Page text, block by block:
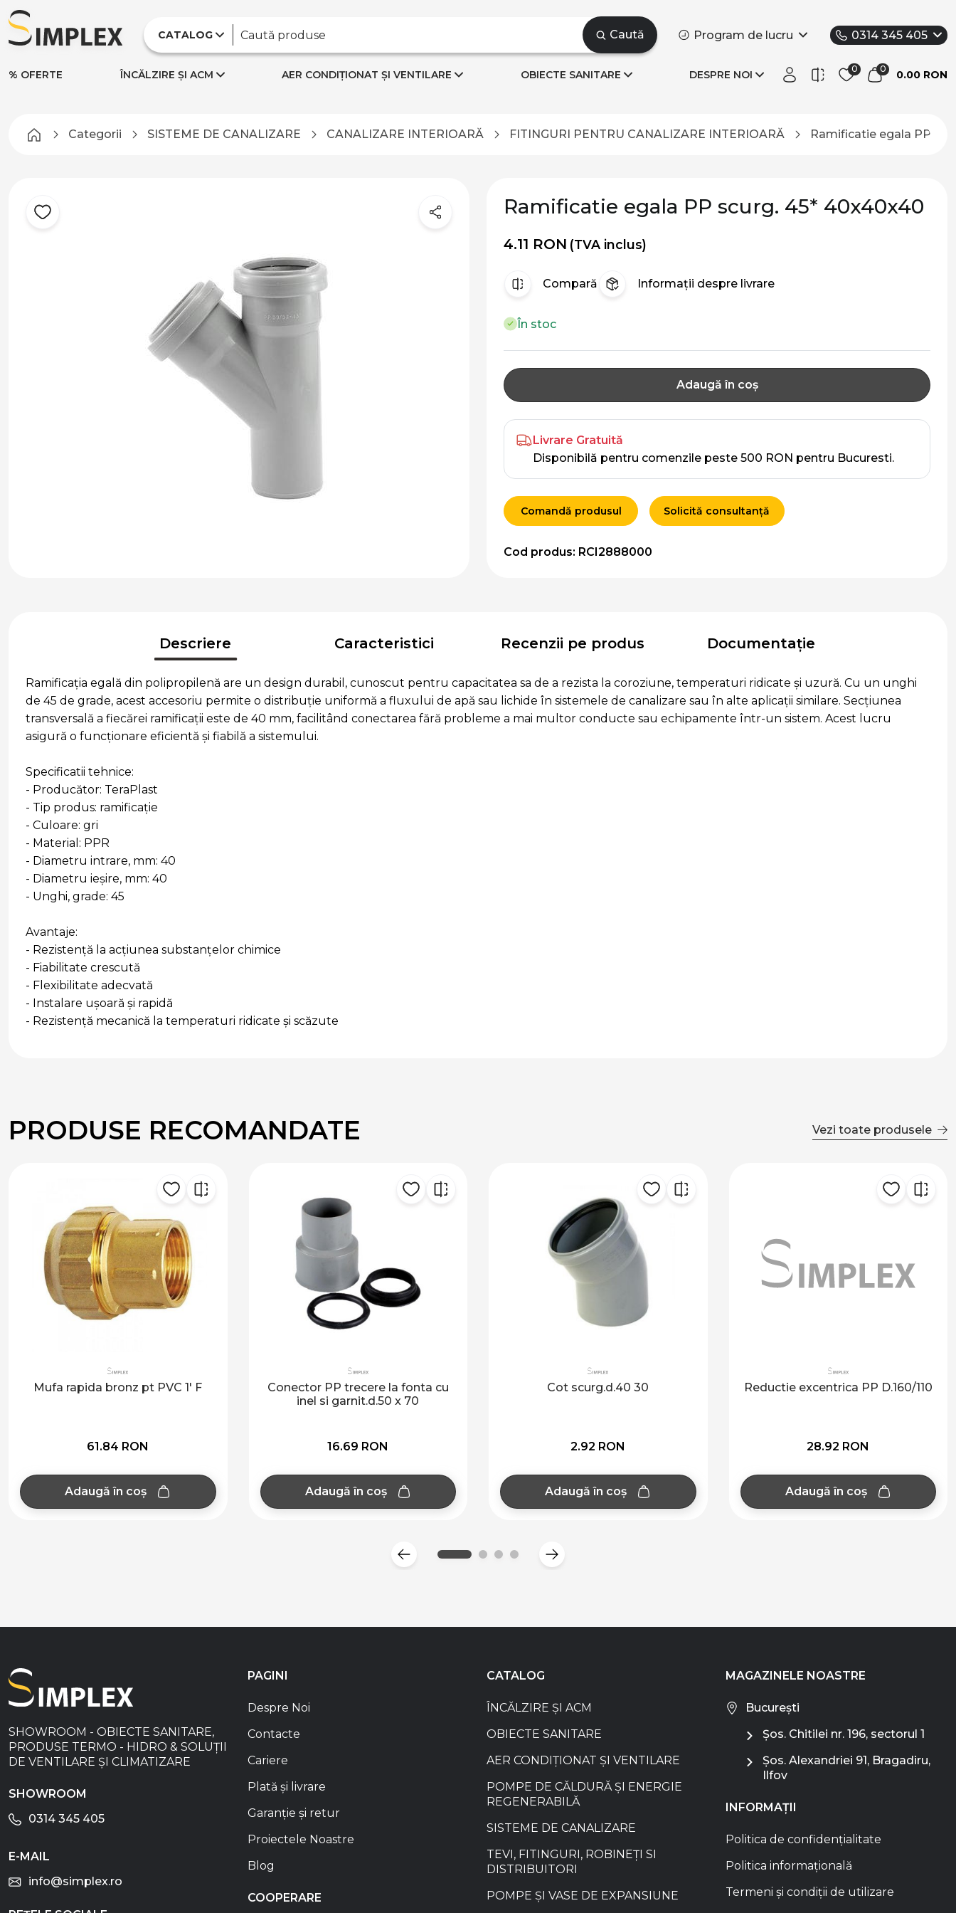
CATALOG Caută Program de lucru 0314 345 405
% OFERTE ÎNCĂLZIRE ȘI ACM AER CONDIȚIONAT ȘI VENTILARE OBIECTE SANITARE DESPRE NOI 0.00 RON
Categorii SISTEME DE CANALIZARE CANALIZARE INTERIOARĂ FITINGURI PENTRU CANALIZARE INTERIOARĂ Ramificatie egala PP
Ramificatie egala PP scurg. 45* 40x40x40
4.11 RON (TVA inclus)
Compară Informații despre livrare
În stoc
Adaugă în coș
Livrare Gratuită
Disponibilă pentru comenzile peste 500 RON pentru Bucuresti.
Comandă produsul Solicită consultanță
Cod produs: RCI2888000
Descriere Caracteristici Recenzii pe produs Documentație
Ramificația egală din polipropilenă are un design durabil, cunoscut pentru capacitatea sa de a rezista la coroziune, temperaturi ridicate și uzură. Cu un unghi
de 45 de grade, acest accesoriu permite o distribuție uniformă a fluxului de apă sau lichide în sistemele de canalizare sau în alte aplicații similare. Secțiunea
transversală a fiecărei ramificații este de 40 mm, facilitând conectarea fără probleme a mai multor conducte sau echipamente într-un sistem. Acest lucru
asigură o funcționare eficientă și fiabilă a sistemului.
Specificatii tehnice:
- Producător: TeraPlast
- Tip produs: ramificație
- Culoare: gri
- Material: PPR
- Diametru intrare, mm: 40
- Diametru ieșire, mm: 40
- Unghi, grade: 45
Avantaje:
- Rezistență la acțiunea substanțelor chimice
- Fiabilitate crescută
- Flexibilitate adecvată
- Instalare ușoară și rapidă
- Rezistență mecanică la temperaturi ridicate și scăzute
PRODUSE RECOMANDATE Vezi toate produsele
Mufa rapida bronz pt PVC 1' F
61.84 RON
Adaugă în coș
Conector PP trecere la fonta cu
inel si garnit.d.50 x 70
16.69 RON
Adaugă în coș
Cot scurg.d.40 30
2.92 RON
Adaugă în coș
Reductie excentrica PP D.160/110
28.92 RON
Adaugă în coș
SHOWROOM - OBIECTE SANITARE,
PRODUSE TERMO - HIDRO & SOLUȚII
DE VENTILARE ȘI CLIMATIZARE
SHOWROOM
0314 345 405
E-MAIL
info@simplex.ro
PAGINI
Despre Noi
Contacte
Cariere
Plată și livrare
Garanție și retur
Proiectele Noastre
Blog
COOPERARE
CATALOG
ÎNCĂLZIRE ȘI ACM
OBIECTE SANITARE
AER CONDIȚIONAT ȘI VENTILARE
POMPE DE CĂLDURĂ ȘI ENERGIE
REGENERABILĂ
SISTEME DE CANALIZARE
TEVI, FITINGURI, ROBINEȚI SI
DISTRIBUITORI
POMPE ȘI VASE DE EXPANSIUNE
MAGAZINELE NOASTRE
București
Șos. Chitilei nr. 196, sectorul 1
Șos. Alexandriei 91, Bragadiru,
Ilfov
INFORMAȚII
Politica de confidențialitate
Politica informațională
Termeni și condiții de utilizare